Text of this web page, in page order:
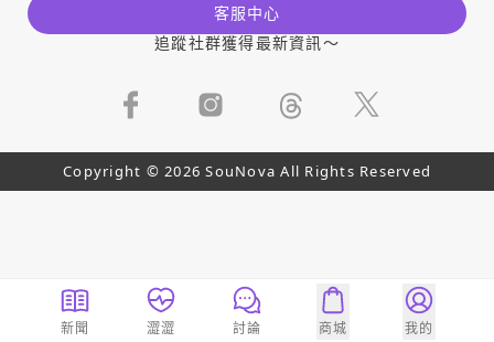
客服中心
追蹤社群獲得最新資訊～
Copyright © 2026 SouNova All Rights Reserved
新聞 澀澀 討論 商城 我的